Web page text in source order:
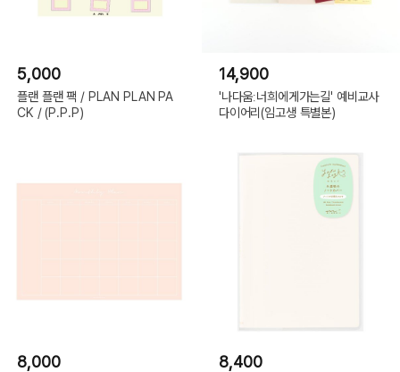
5,000
플랜 플랜 팩 / PLAN PLAN PA
CK / (P.P.P)
14,900
'나다움ː너희에게가는길' 예비교사
다이어리(임고생 특별본)
8,000 8,400